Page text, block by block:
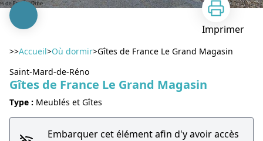
Imprimer
>>Accueil>Où dormir>Gîtes de France Le Grand Magasin
Saint-Mard-de-Réno
Gîtes de France Le Grand Magasin
Type : Meublés et Gîtes
Embarquer cet élément afin d'y avoir accès